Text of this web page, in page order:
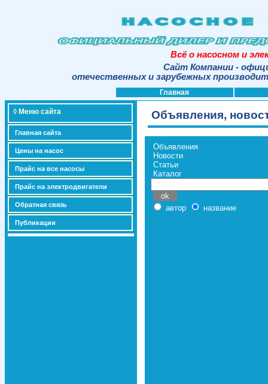
Всё о насосном и
Сайт Компании -
отечественных и зарубежных
Главная
◊ Меню сайта
Главная сайта
Цены на насос
Прайс на все насосы
Прайс на электродвигатели
Обратная связь
Публикации
Объявления,
Объявления
Новости
Статьи
Каталог
автор название